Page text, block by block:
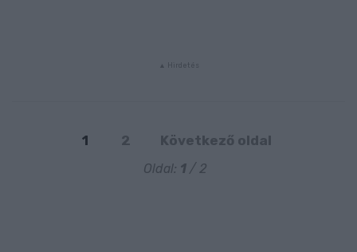
1 2 Következő oldal
Oldal: 1/ 2